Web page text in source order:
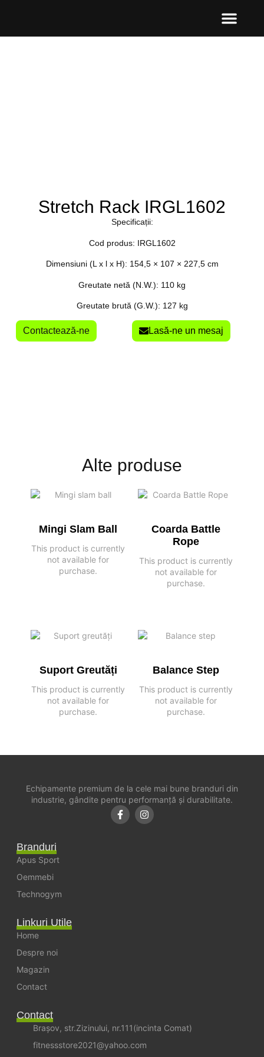
Stretch Rack IRGL1602
Specificații:
Cod produs: IRGL1602
Dimensiuni (L x l x H): 154,5 × 107 × 227,5 cm
Greutate netă (N.W.): 110 kg
Greutate brută (G.W.): 127 kg
Contactează-ne Lasă-ne un mesaj
Alte produse
Mingi Slam Ball
This product is currently
not available for
purchase.
Coarda Battle
Rope
This product is currently
not available for
purchase.
Suport Greutăți
This product is currently
not available for
purchase.
Balance Step
This product is currently
not available for
purchase.
Echipamente premium de la cele mai bune branduri din
industrie, gândite pentru performanță și durabilitate.
Branduri
Apus Sport
Oemmebi
Technogym
Linkuri Utile
Home
Despre noi
Magazin
Contact
Contact
Brașov, str.Zizinului, nr.111(incinta Comat)
fitnessstore2021@yahoo.com